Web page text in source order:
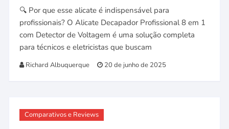
🔍 Por que esse alicate é indispensável para
profissionais? O Alicate Decapador Profissional 8 em 1
com Detector de Voltagem é uma solução completa
para técnicos e eletricistas que buscam
Richard Albuquerque 20 de junho de 2025
Comparativos e Reviews